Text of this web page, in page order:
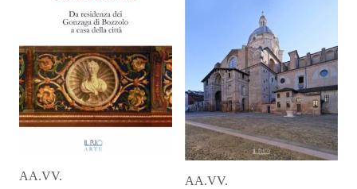
AA.VV. AA.VV.